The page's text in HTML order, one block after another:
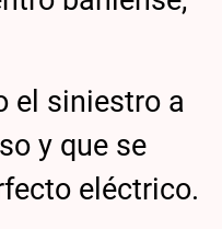
el siniestro a
y que se
eléctrico.